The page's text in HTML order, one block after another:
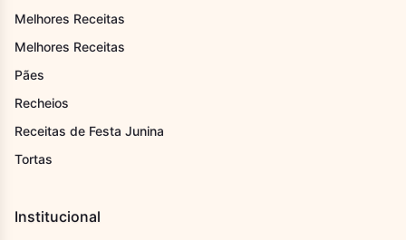
Melhores Receitas
Melhores Receitas
Pães
Recheios
Receitas de Festa Junina
Tortas
Institucional